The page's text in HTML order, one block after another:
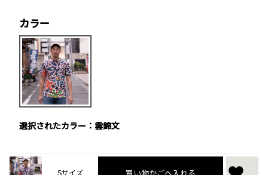
カラー
選択されたカラー：雲錦文
Sサイズ